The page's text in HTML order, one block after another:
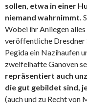
sollen, etwa in einer
niemand wahrnimmt.
Wobei ihr Anliegen
veröffentliche Dresdner
Pegida ein Nazihaufen
zweifelhafte Ganoven
repräsentiert auch
die gut gebildet sind,
(auch und zu Recht von